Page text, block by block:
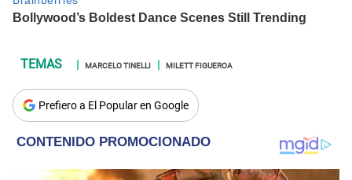
MARCELO TINELLI MILETT FIGUEROA
Prefiero a El Popular en Google